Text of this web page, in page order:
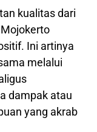
kualitas dari
Ini artinya
melalui
dampak atau
yang akrab